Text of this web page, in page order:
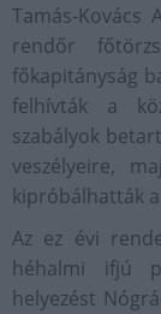
Tamás-Kovács
rendőr
főkapitányság
felhívták a
szabályok
veszélyeire,
kipróbálhatták
Az ez évi
héhalmi ifjú
helyezést